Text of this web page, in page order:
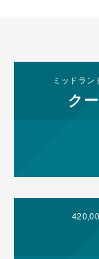
ミッドラン
ク